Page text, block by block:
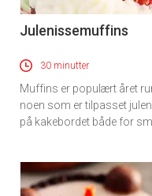
Julenissemuffins
30 minutter
Muffins er populært året
noen som er tilpasset
på kakebordet både for